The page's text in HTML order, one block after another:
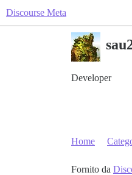
Discourse Meta
Developer
Home
Fornito da